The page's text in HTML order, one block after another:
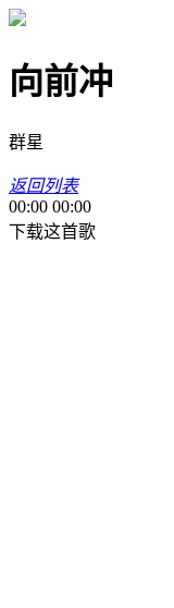
向前冲
群星
返回列表
00:00 00:00
下载这首歌